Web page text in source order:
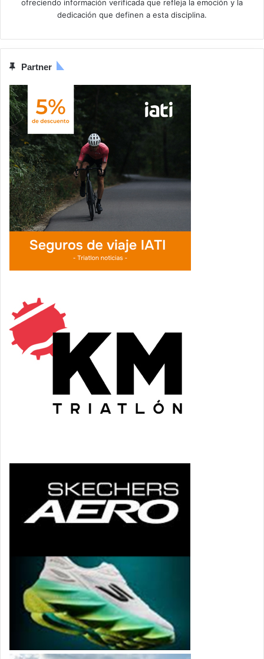
ofreciendo información verificada que refleja la emoción y la
dedicación que definen a esta disciplina.
Partner